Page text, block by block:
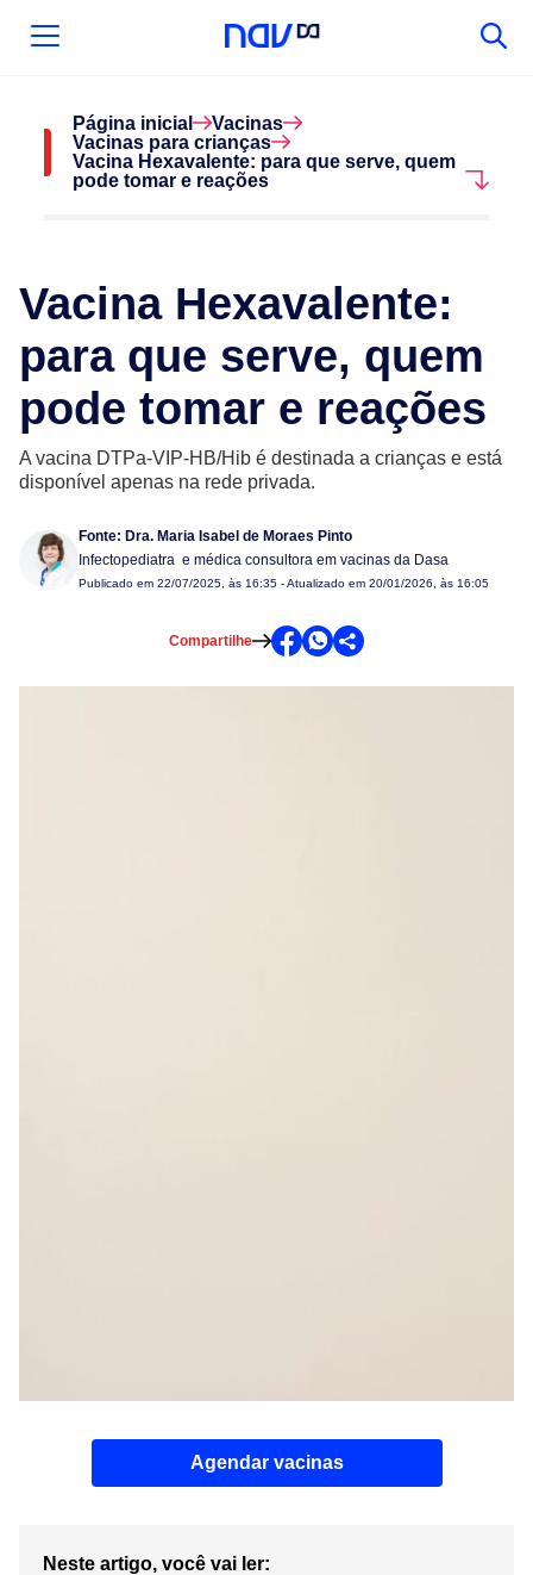
Página inicial
Vacinas
Vacinas para crianças
Vacina Hexavalente: para que serve, quem
pode tomar e reações
Vacina Hexavalente:
para que serve, quem
pode tomar e reações
A vacina DTPa-VIP-HB/Hib é destinada a crianças e está
disponível apenas na rede privada.
Fonte: Dra. Maria Isabel de Moraes Pinto
Infectopediatra e médica consultora em vacinas da Dasa
Publicado em 22/07/2025, às 16:35 - Atualizado em 20/01/2026, às 16:05
Compartilhe
Agendar vacinas
Neste artigo, você vai ler: